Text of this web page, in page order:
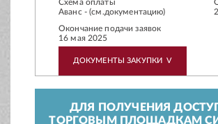
Схема оплаты
Аванс - (см.документацию)
Окончание подачи заявок
16 мая 2025
ДОКУМЕНТЫ ЗАКУПКИ V
ДЛЯ ПОЛУЧЕНИЯ
ТОРГОВЫМ ПЛОЩАДКАМ